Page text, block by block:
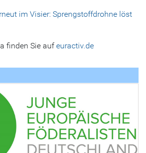
im Visier: Sprengstoffdrohne löst
finden Sie aufeuractiv.de